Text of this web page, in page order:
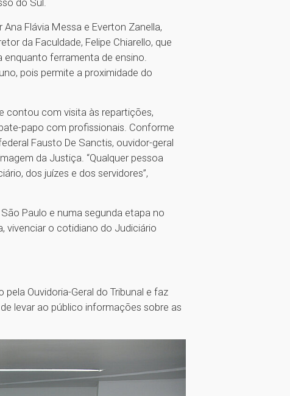
Flávia Messa e Everton Zanella,
da Faculdade, Felipe Chiarello, que
ferramenta de ensino.
pois permite a proximidade do
contou com visita às repartições,
papo com profissionais. Conforme
Fausto De Sanctis, ouvidor-geral
da Justiça. “Qualquer pessoa
dos juízes e dos servidores”,
Paulo e numa segunda etapa no
vivenciar o cotidiano do Judiciário
pela Ouvidoria-Geral do Tribunal e faz
levar ao público informações sobre as